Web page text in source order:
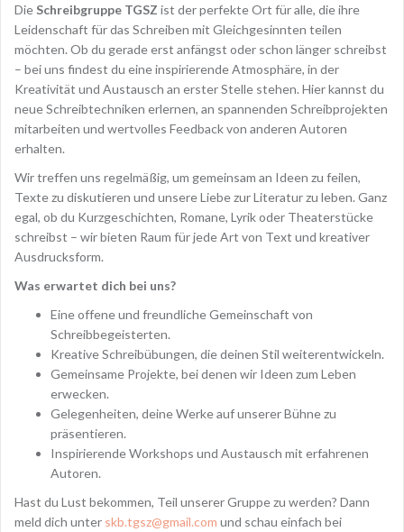
Die Schreibgruppe TGSZ ist der perfekte Ort für alle, die ihre
Leidenschaft für das Schreiben mit Gleichgesinnten teilen
möchten. Ob du gerade erst anfängst oder schon länger schreibst
– bei uns findest du eine inspirierende Atmosphäre, in der
Kreativität und Austausch an erster Stelle stehen. Hier kannst du
neue Schreibtechniken erlernen, an spannenden Schreibprojekten
mitarbeiten und wertvolles Feedback von anderen Autoren
erhalten.
Wir treffen uns regelmäßig, um gemeinsam an Ideen zu feilen,
Texte zu diskutieren und unsere Liebe zur Literatur zu leben. Ganz
egal, ob du Kurzgeschichten, Romane, Lyrik oder Theaterstücke
schreibst – wir bieten Raum für jede Art von Text und kreativer
Ausdrucksform.
Was erwartet dich bei uns?
Eine offene und freundliche Gemeinschaft von
Schreibbegeisterten.
Kreative Schreibübungen, die deinen Stil weiterentwickeln.
Gemeinsame Projekte, bei denen wir Ideen zum Leben
erwecken.
Gelegenheiten, deine Werke auf unserer Bühne zu
präsentieren.
Inspirierende Workshops und Austausch mit erfahrenen
Autoren.
Hast du Lust bekommen, Teil unserer Gruppe zu werden? Dann
meld dich unter skb.tgsz@gmail.com und schau einfach bei